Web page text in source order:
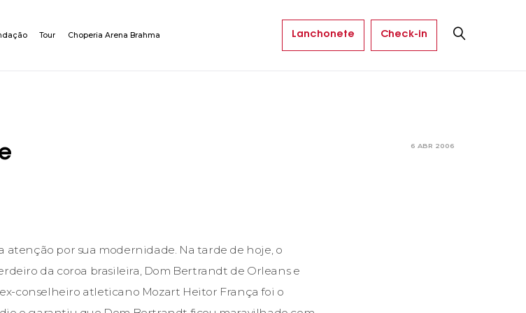
Tour Choperia Arena Brahma Lanchonete Check-in
6 ABR 2006
por sua modernidade. Na tarde de hoje, o
da coroa brasileira, Dom Bertrandt de Orleans e
conselheiro atleticano Mozart Heitor França foi o